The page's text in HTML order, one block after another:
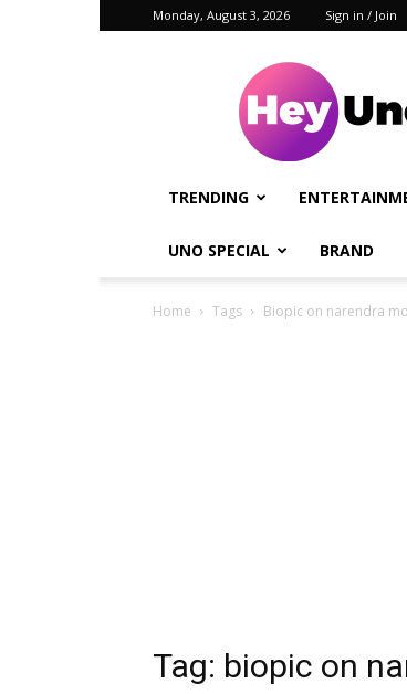
Monday, August 3, 2026 Sign in / Join
Uno!
TRENDING
UNO SPECIAL BRAND
Home Tags Biopic on narendra
Tag: biopic on